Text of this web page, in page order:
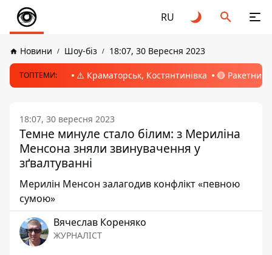
RU
Новини Шоу-біз 18:07, 30 Вересня 2023
ТОПТЕМИ: ⚠️ Краматорськ, Костянтинівка 🔴 Ракетний
18:07, 30 вересня 2023
Темне минуле стало білим: з Мериліна
Менсона зняли звинувачення у
зґвалтуванні
Мерилін Менсон залагодив конфлікт «певною
сумою»
Вячеслав Кореняко
ЖУРНАЛІСТ